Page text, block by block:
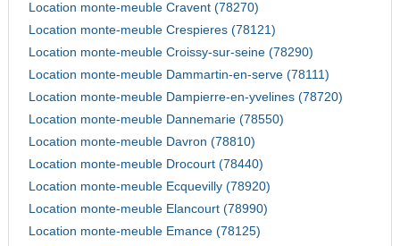
Location monte-meuble Cravent (78270)
Location monte-meuble Crespieres (78121)
Location monte-meuble Croissy-sur-seine (78290)
Location monte-meuble Dammartin-en-serve (78111)
Location monte-meuble Dampierre-en-yvelines (78720)
Location monte-meuble Dannemarie (78550)
Location monte-meuble Davron (78810)
Location monte-meuble Drocourt (78440)
Location monte-meuble Ecquevilly (78920)
Location monte-meuble Elancourt (78990)
Location monte-meuble Emance (78125)